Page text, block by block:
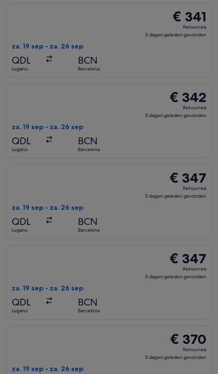
€ 341
Retourreis,
3
€ 341
Retourreis
3 dagen geleden gevonden
za. 19 sep - za. 26 sep
QDL
Lugano
BCN
Barcelona
€ 342
Retourreis,
3
€ 342
Retourreis
3 dagen geleden gevonden
za. 19 sep - za. 26 sep
QDL
Lugano
BCN
Barcelona
€ 347
Retourreis,
3
€ 347
Retourreis
3 dagen geleden gevonden
za. 19 sep - za. 26 sep
QDL
Lugano
BCN
Barcelona
€ 347
Retourreis,
3
€ 347
Retourreis
3 dagen geleden gevonden
za. 19 sep - za. 26 sep
QDL
Lugano
BCN
Barcelona
€ 370
Retourreis,
3
€ 370
Retourreis
3 dagen geleden gevonden
za. 19 sep - za. 26 sep